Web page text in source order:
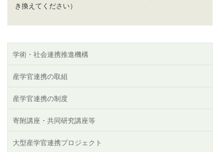
き換えてください）
学術・社会連携推進機構
産学官連携の取組
産学官連携の制度
寄附講座・共同研究講座等
大型産学官連携プロジェクト